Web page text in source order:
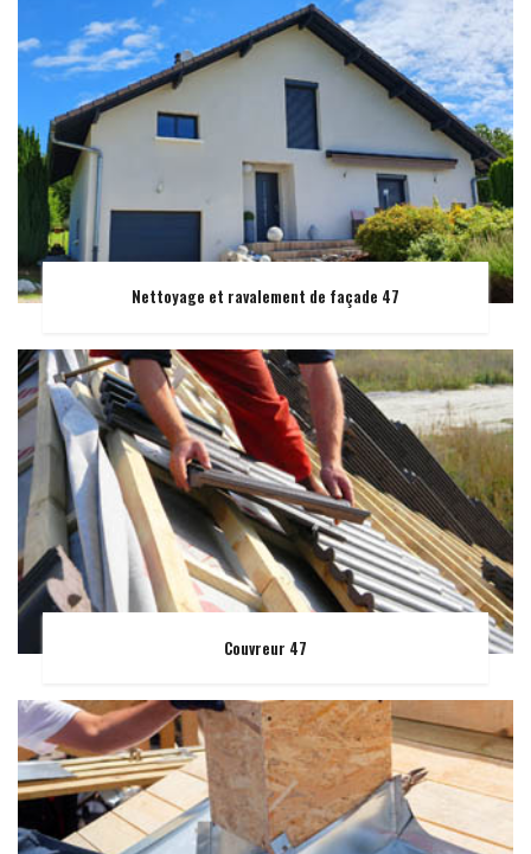
Nettoyage et ravalement de façade 47
Couvreur 47